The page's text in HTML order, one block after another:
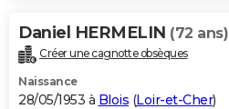
Daniel HERMELIN (72 ans)
Créer une cagnotte obsèques
Naissance
28/05/1953 à Blois (Loir-et-Cher)